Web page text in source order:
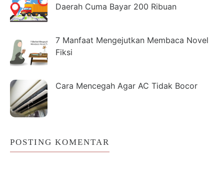
Daerah Cuma Bayar 200 Ribuan
7 Manfaat Mengejutkan Membaca Novel
Fiksi
Cara Mencegah Agar AC Tidak Bocor
POSTING KOMENTAR